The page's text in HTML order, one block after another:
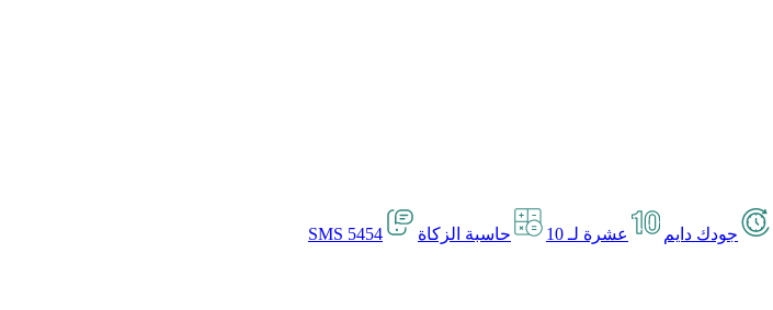
جودك دايم عشرة لـ 10 حاسبة الزكاة SMS 5454